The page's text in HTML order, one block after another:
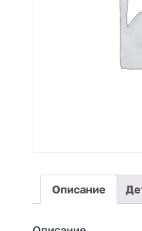
Описание